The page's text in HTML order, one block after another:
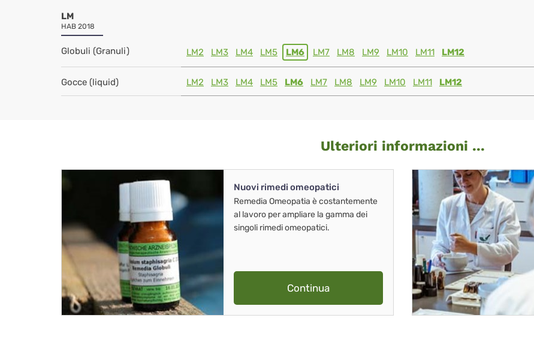
LM
HAB 2018
Globuli (Granuli) LM2 LM3 LM4 LM5 LM6 LM7 LM8 LM9 LM10 LM11 LM12
Gocce (liquid) LM2 LM3 LM4 LM5 LM6 LM7 LM8 LM9 LM10 LM11 LM12
Ulteriori informazioni ...
Nuovi rimedi omeopatici
Remedia Omeopatia è costantemente
al lavoro per ampliare la gamma dei
singoli rimedi omeopatici.
Continua